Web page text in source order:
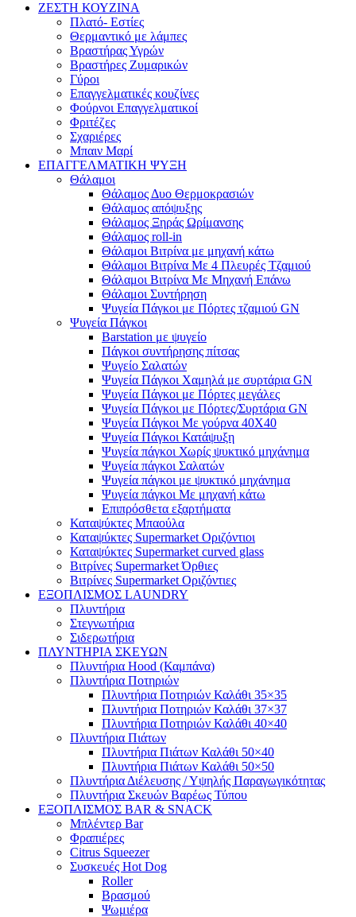
ΖΕΣΤΗ ΚΟΥΖΙΝΑ
Πλατό- Εστίες
Θερμαντικό με λάμπες
Βραστήρας Υγρών
Βραστήρες Ζυμαρικών
Γύροι
Επαγγελματικές κουζίνες
Φούρνοι Επαγγελματικοί
Φριτέζες
Σχαριέρες
Μπαιν Μαρί
ΕΠΑΓΓΕΛΜΑΤΙΚΗ ΨΥΞΗ
Θάλαμοι
Θάλαμος Δυο Θερμοκρασιών
Θάλαμος απόψυξης
Θάλαμος Ξηράς Ωρίμανσης
Θάλαμος roll-in
Θάλαμοι Βιτρίνα με μηχανή κάτω
Θάλαμοι Βιτρίνα Με 4 Πλευρές Τζαμιού
Θάλαμοι Βιτρίνα Με Μηχανή Επάνω
Θάλαμοι Συντήρηση
Ψυγεία Πάγκοι με Πόρτες τζαμιού GN
Ψυγεία Πάγκοι
Barstation με ψυγείο
Πάγκοι συντήρησης πίτσας
Ψυγείο Σαλατών
Ψυγεία Πάγκοι Χαμηλά με συρτάρια GN
Ψυγεία Πάγκοι με Πόρτες μεγάλες
Ψυγεία Πάγκοι με Πόρτες/Συρτάρια GN
Ψυγεία Πάγκοι Με γούρνα 40Χ40
Ψυγεία Πάγκοι Κατάψυξη
Ψυγεία πάγκοι Χωρίς ψυκτικό μηχάνημα
Ψυγεία πάγκοι Σαλατών
Ψυγεία πάγκοι με ψυκτικό μηχάνημα
Ψυγεία πάγκοι Με μηχανή κάτω
Επιπρόσθετα εξαρτήματα
Καταψύκτες Μπαούλα
Καταψύκτες Supermarket Οριζόντιοι
Καταψύκτες Supermarket curved glass
Βιτρίνες Supermarket Όρθιες
Βιτρίνες Supermarket Οριζόντιες
ΕΞΟΠΛΙΣΜΟΣ LAUNDRY
Πλυντήρια
Στεγνωτήρια
Σιδερωτήρια
ΠΛΥΝΤΗΡΙΑ ΣΚΕΥΩΝ
Πλυντήρια Hood (Καμπάνα)
Πλυντήρια Ποτηριών
Πλυντήρια Ποτηριών Καλάθι 35×35
Πλυντήρια Ποτηριών Καλάθι 37×37
Πλυντήρια Ποτηριών Καλάθι 40×40
Πλυντήρια Πιάτων
Πλυντήρια Πιάτων Καλάθι 50×40
Πλυντήρια Πιάτων Καλάθι 50×50
Πλυντήρια Διέλευσης / Υψηλής Παραγωγικότητας
Πλυντήρια Σκευών Βαρέως Τύπου
ΕΞΟΠΛΙΣΜΟΣ BAR & SNACK
Μπλέντερ Bar
Φραπιέρες
Citrus Squeezer
Συσκευές Hot Dog
Roller
Βρασμού
Ψωμιέρα